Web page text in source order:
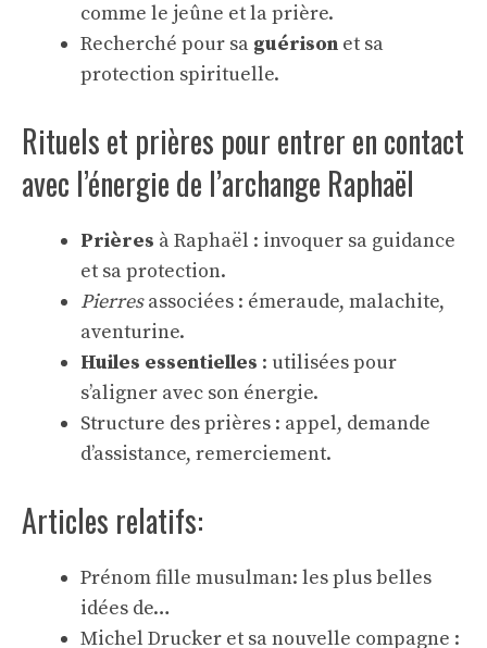
comme le jeûne et la prière.
Recherché pour sa guérison et sa
protection spirituelle.
Rituels et prières pour entrer en contact
avec l’énergie de l’archange Raphaël
Prières à Raphaël : invoquer sa guidance
et sa protection.
Pierresassociées : émeraude, malachite,
aventurine.
Huiles essentielles : utilisées pour
s’aligner avec son énergie.
Structure des prières : appel, demande
d’assistance, remerciement.
Articles relatifs:
Prénom fille musulman: les plus belles
idées de…
Michel Drucker et sa nouvelle compagne :